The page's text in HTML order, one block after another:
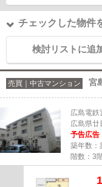
チェックした物件
検討リストに追
売買｜中古マンション 宮
広島電鉄
広島県廿
予告広告
築年数：
階数：3